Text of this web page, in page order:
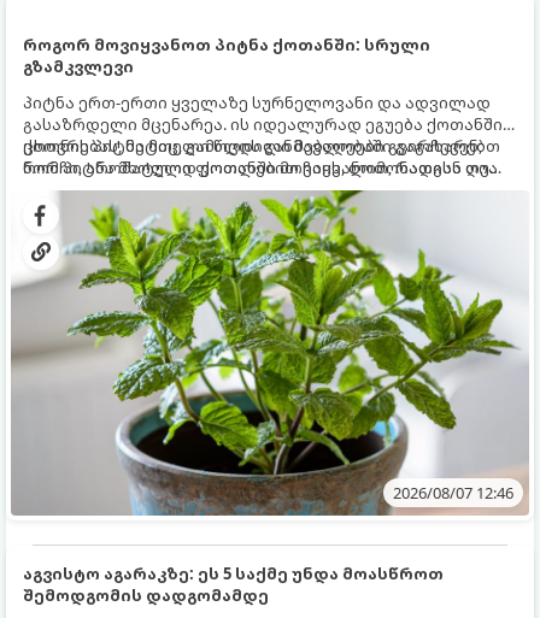
როგორ მოვიყვანოთ პიტნა ქოთანში: სრული
გზამკვლევი
პიტნა ერთ-ერთი ყველაზე სურნელოვანი და ადვილად
გასაზრდელი მცენარეა. ის იდეალურად ეგუება ქოთანში
ცხოვრებას, მეტიც, გამოცდილი მებაღეები გვირჩევენ,
რომ პიტნა მხოლოდ ქოთანში მოვიყვანოთ, რადგან ღია
გრუნტში (ბაღში) დარგვისას ის ფესვებით ძალიან
სწრაფად ვრცელდება და სხვა მცენარეებს ავიწროებს.
ქოთნის პიტნა მთელი წლის განმავლობაში გაგახარებთ
ნორჩი, არომატული ფოთლებით ჩაის, ლიმონათისა თუ
კერძებისთვის.
2026/08/07 12:46
აგვისტო აგარაკზე: ეს 5 საქმე უნდა მოასწროთ
შემოდგომის დადგომამდე